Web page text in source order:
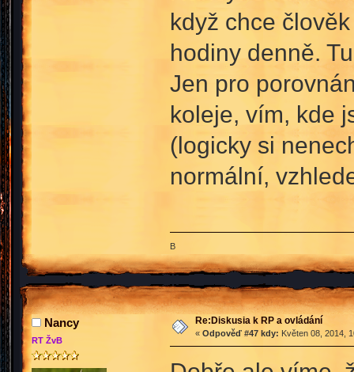
když chce
hodiny denně.
Jen pro
koleje, vím, kde
(logicky si
normální,
B
Nancy
RT ŽvB
Re:Diskusia k RP a ovládání
« Odpověď #47 kdy: Květen 08, 2014,